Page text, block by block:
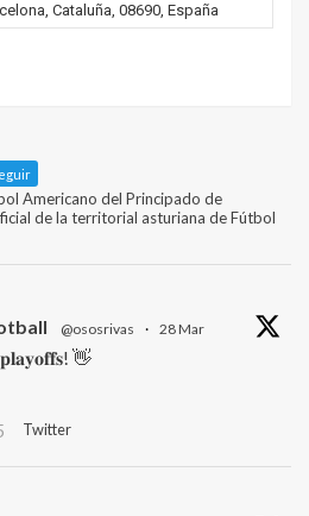
Cataluña, 08690, España
Americano del Principado de
de la territorial asturiana de Fútbol
@ososrivas · 28 Mar
👋
Twitter